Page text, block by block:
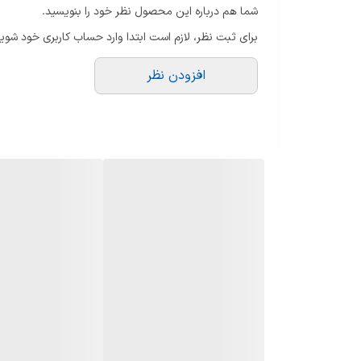
شما هم درباره این محصول نظر خود را بنویسید.
برای ثبت نظر، لازم است ابتدا وارد حساب کاربری خود
افزودن نظر